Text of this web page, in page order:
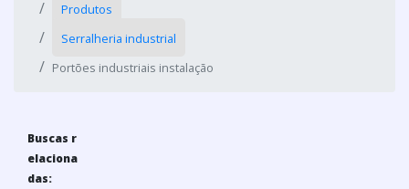
Produtos
Serralheria industrial
Portões industriais instalação
Buscas r
elaciona
das: